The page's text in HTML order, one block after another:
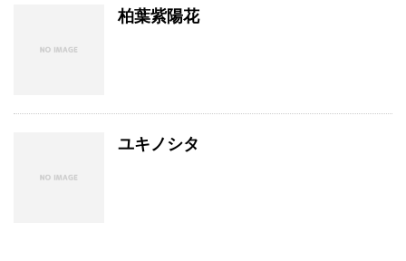
柏葉紫陽花
ユキノシタ